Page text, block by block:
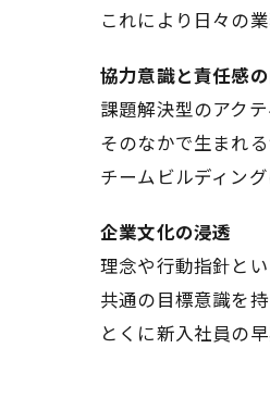
これにより日々の
協力意識と責任感
課題解決型のアク
そのなかで生まれ
チームビルディン
企業文化の浸透
理念や行動指針と
共通の目標意識を
とくに新入社員の